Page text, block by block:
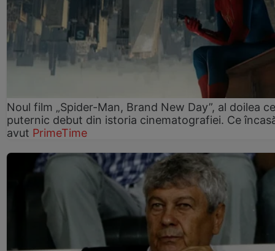
Noul film „Spider-Man, Brand New Day”, al doilea
puternic debut din istoria cinematografiei. Ce
avut PrimeTime